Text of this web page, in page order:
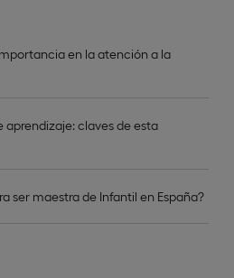
en la atención a la
aprendizaje: claves de esta
ser maestra de Infantil en España?